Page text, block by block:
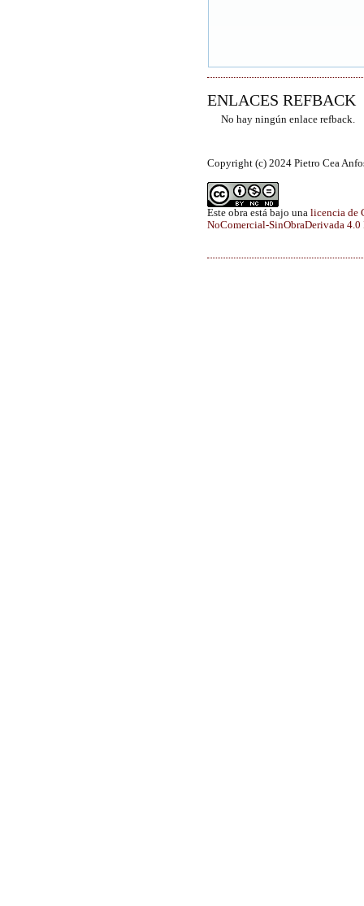
ENLACES REFBACK
No hay ningún enlace refback.
Copyright (c) 2024 Pietro Cea
Este obra está bajo una licencia de
NoComercial-SinObraDerivada